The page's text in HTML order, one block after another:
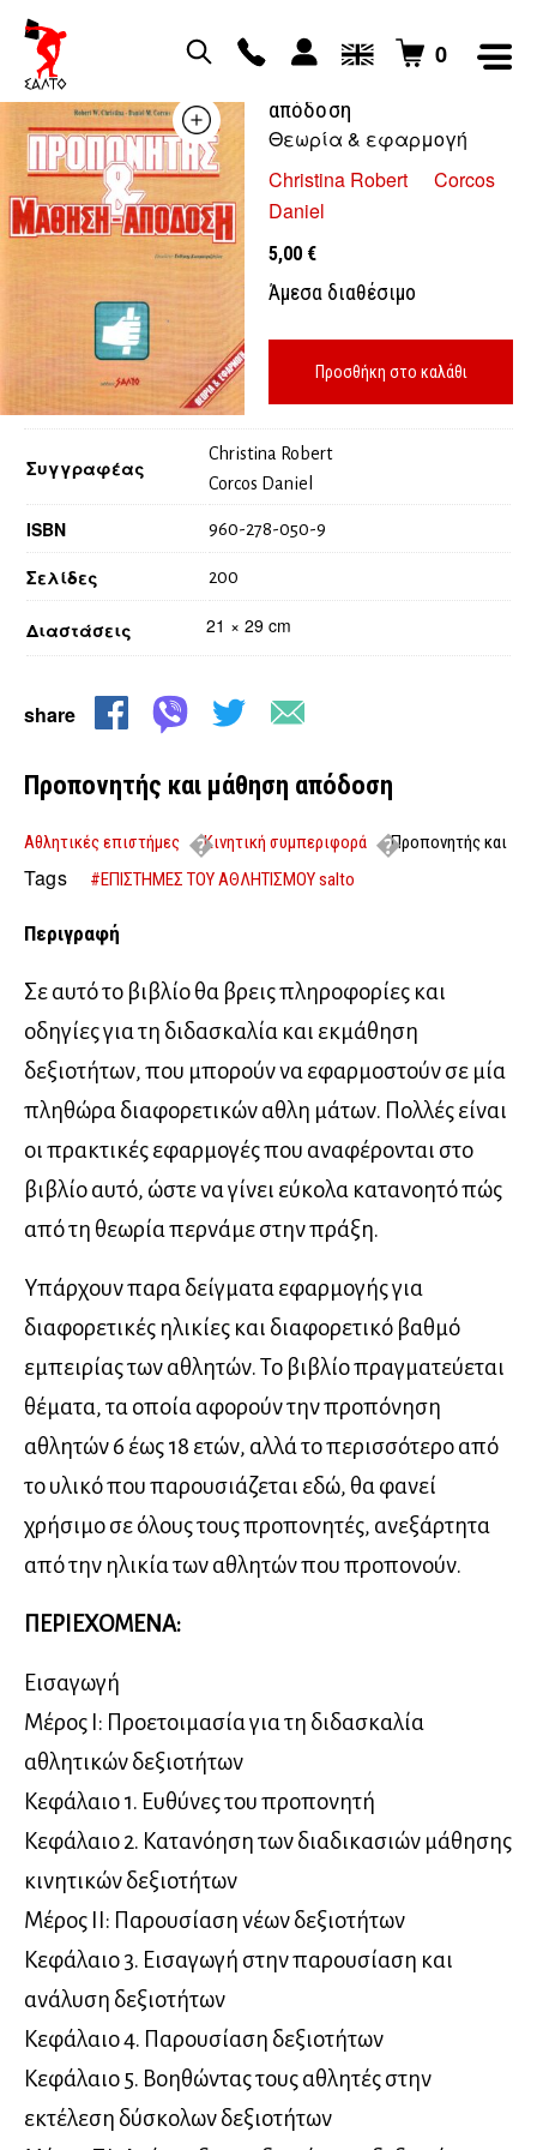
0
απόδοση
Θεωρία & εφαρμογή
Christina Robert
Corcos
Daniel
5,00 €
Άμεσα διαθέσιμο
Προσθήκη στο καλάθι
Διαστάσεις 21 × 29 cm
Συγγραφέας
Christina Robert
Corcos Daniel
ISBN 960-278-050-9
Σελίδες 200
share
Προπονητής και μάθηση απόδοση
Αθλητικές επιστήμες Κινητική συμπεριφορά
Προπονητής και
μάθηση απόδοση
Tags #ΕΠΙΣΤΗΜΕΣ ΤΟΥ ΑΘΛΗΤΙΣΜΟΥ salto
Περιγραφή
Σε αυτό το βιβλίο θα βρεις πληροφορίες και
οδηγίες για τη διδασκαλία και εκμάθηση
δεξιοτήτων, που μπορούν να εφαρμοστούν σε μία
πληθώρα διαφορετικών αθλη μάτων. Πολλές είναι
οι πρακτικές εφαρμογές που αναφέρονται στο
βιβλίο αυτό, ώστε να γίνει εύκολα κατανοητό πώς
από τη θεωρία περνάμε στην πράξη.
Υπάρχουν παρα­ δείγματα εφαρμογής για
διαφορετικές ηλικίες και διαφορετικό βαθμό
εμπειρίας των αθλητών. Το βιβλίο πραγματεύεται
θέματα, τα οποία αφορούν την προπόνηση
αθλητών 6 έως 18 ετών, αλλά το περισσότερο από
το υλικό που παρουσιάζεται εδώ, θα φανεί
χρήσιμο σε όλους τους προπονητές, ανεξάρ­τητα
από την ηλικία των αθλητών που προ­πονούν.
ΠΕΡΙΕΧΟΜΕΝΑ:
Εισαγωγή
Μέρος Ι: Προετοιμασία για τη διδασκαλία
αθλητικών δεξιοτήτων
Κεφάλαιο 1. Ευθύνες του προπονητή
Κεφάλαιο 2. Κατανόηση των διαδικασιών μάθησης
κινητικών δεξιοτήτων
Μέρος II: Παρουσίαση νέων δεξιοτήτων
Κεφάλαιο 3. Εισαγωγή στην παρουσίαση και
ανάλυση δεξιοτήτων
Κεφάλαιο 4. Παρουσίαση δεξιοτήτων
Κεφάλαιο 5. Βοηθώντας τους αθλητές στην
εκτέλεση δύσκολων δεξιοτήτων